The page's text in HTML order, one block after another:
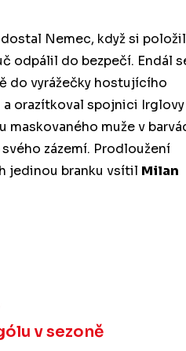
Nemec, když si položil
odpálil do bezpečí. Endál
do vyrážečky hostujícího
orazítkoval spojnici Irglovy
maskovaného muže v
zázemí. Prodloužení
jedinou branku vsítil Milan
v sezoně